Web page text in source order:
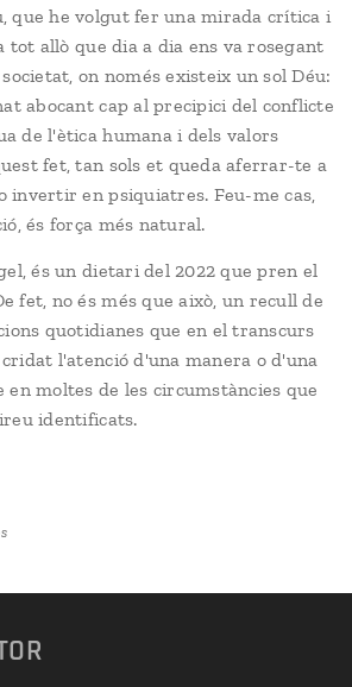
que he volgut fer una mirada crítica i
tot allò que dia a dia ens va rosegant
on només existeix un sol Déu:
abocant cap al precipici del conflicte
de l'ètica humana i dels valors
fet, tan sols et queda aferrar-te a
invertir en psiquiatres. Feu-me cas,
és força més natural.
és un dietari del 2022 que pren el
fet, no és més que això, un recull de
quotidianes que en el transcurs
l'atenció d'una manera o d'una
en moltes de les circumstàncies que
identificats.